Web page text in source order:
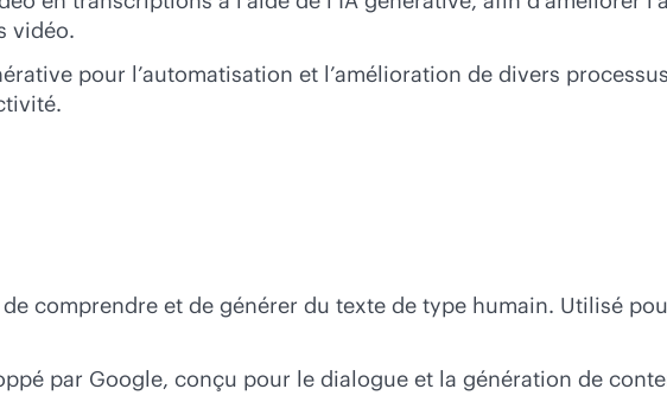
vidéo.
pour l’automatisation et l’amélioration de divers
comprendre et de générer du texte de type humain. Utilisé
par Google, conçu pour le dialogue et la génération de